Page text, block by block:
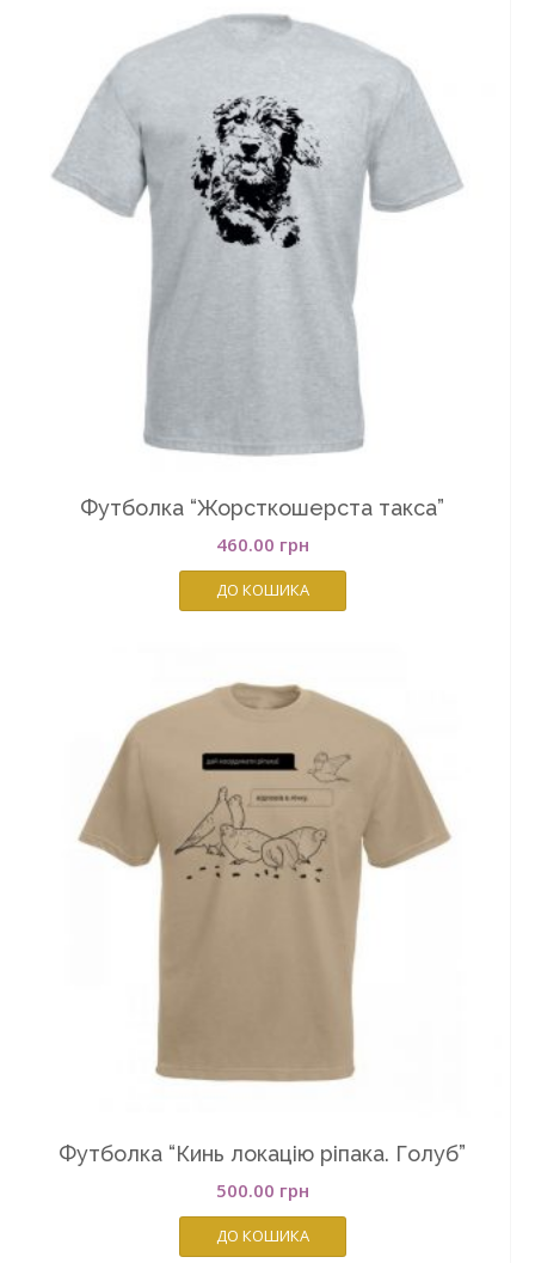
Футболка “Жорсткошерста такса”
460.00 грн
ДО КОШИКА
Футболка “Кинь локацію ріпака. Голуб”
500.00 грн
ДО КОШИКА